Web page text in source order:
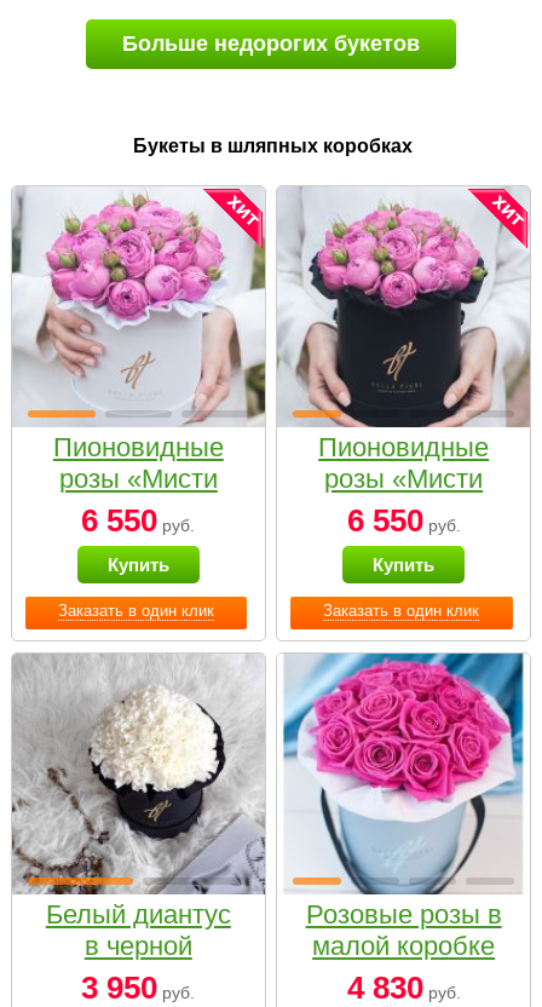
Больше недорогих букетов
Букеты в шляпных коробках
Заказать в один клик
Пионовидные
розы «Мисти
бабблс» в белой
коробке Small
6 550 руб.
Купить
Заказать в один клик
Пионовидные
розы «Мисти
бабблс» в
черной коробке
Small
6 550руб.
Купить
Белый диантус
в черной
коробке Small
3 950 руб.
Розовые розы в
малой коробке
4 830руб.